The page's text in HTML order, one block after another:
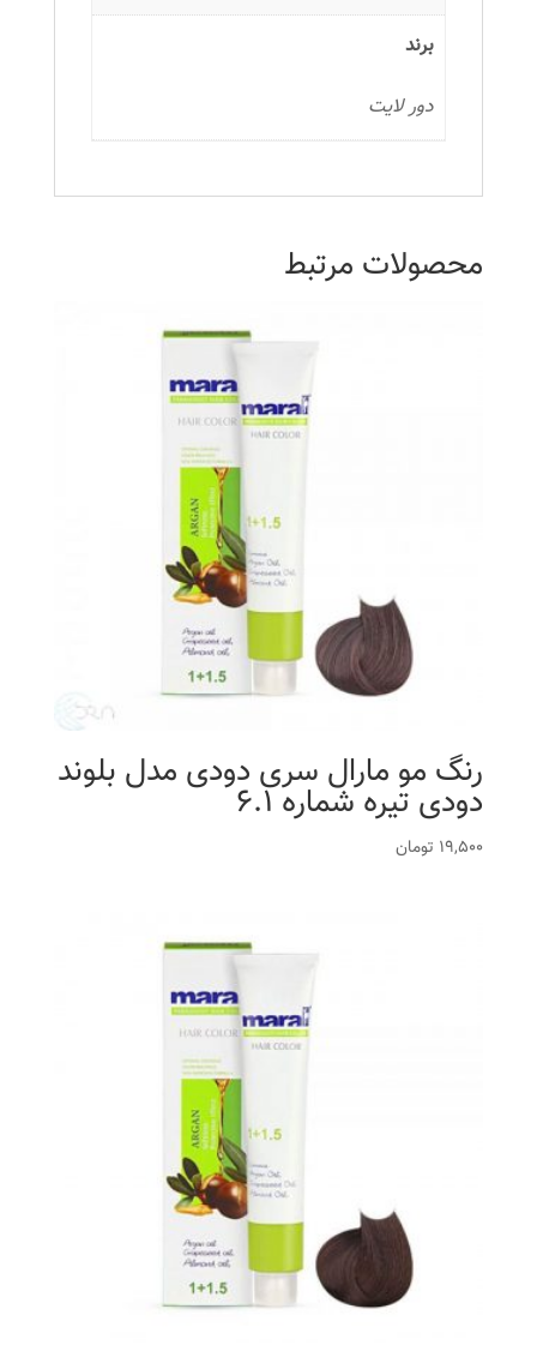
برند
دور لایت
محصولات مرتبط
رنگ مو مارال سری دودی مدل بلوند
دودی تیره شماره 6.1
19,500 تومان